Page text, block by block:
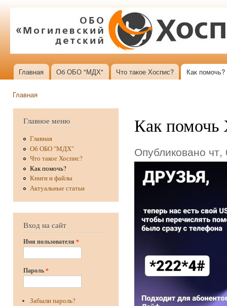
Главное меню
Главная Об ОБО "МДХ" Что такое Хоспис? Как помочь?
Главная
Главное меню
Главная
Об ОБО "МДХ"
Что такое Хоспис?
Как помочь?
Книги и файлы
Актуальные статьи
Вход на сайт
Имя пользователя *
Пароль*
Забыли пароль?
Как помочь
Опубликовано